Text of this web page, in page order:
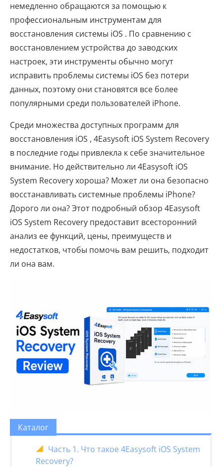
немедленно обращаются за помощью к
профессиональным инструментам для
восстановления системы iOS . По сравнению с
восстановлением устройства до заводских
настроек, эти инструменты обычно могут
исправить проблемы системы iOS без потери
данных, поэтому они становятся все более
популярными среди пользователей iPhone.
Среди множества доступных программ для
восстановления iOS , 4Easysoft iOS System Recovery
в последние годы привлекла к себе значительное
внимание. Но действительно ли 4Easysoft iOS
System Recovery хороша? Может ли она безопасно
восстанавливать системные проблемы iPhone?
Дорого ли она? Этот подробный обзор 4Easysoft
iOS System Recovery предоставит всесторонний
анализ ее функций, цены, преимуществ и
недостатков, чтобы помочь вам решить, подходит
ли она вам.
Каталог
Часть 1. Что такое 4Easysoft iOS System
Recovery?